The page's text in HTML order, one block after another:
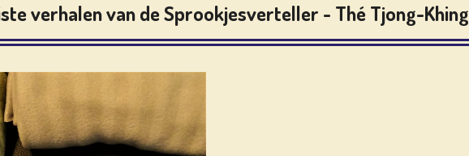
verhalen van de Sprookjesverteller - Thé Tjong-Khing